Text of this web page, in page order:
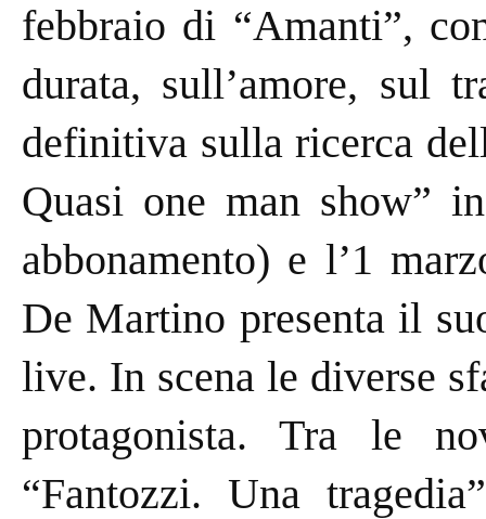
febbraio di “Amanti”,
durata, sull’amore, sul
definitiva sulla ricerca
Quasi one man show”
abbonamento) e l’1
De Martino presenta il
live. In scena le diverse
protagonista. Tra le
“Fantozzi. Una